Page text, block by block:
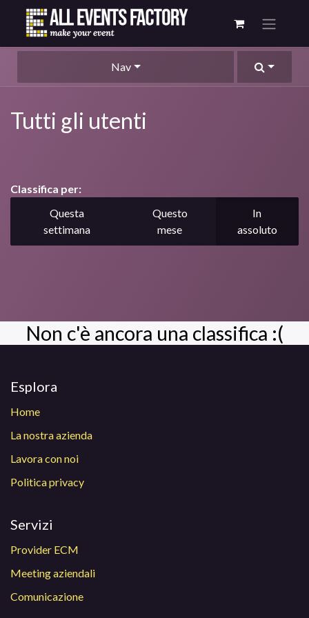
Nav
Tutti gli utenti
Classifica per:
Questa
settimana
Questo
mese
In
assoluto
Non c'è ancora una classifica :(
Esplora
Home
La nostra azienda
Lavora con noi
Politica privacy
Servizi
Provider ECM
Meeting aziendali
Comunicazione